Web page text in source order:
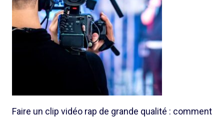
Faire un clip vidéo rap de grande qualité : comment